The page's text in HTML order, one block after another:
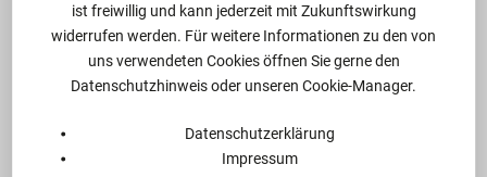
Nach § 3 Abs. 1 TTDSG unterliegen dem
Fernmeldegeheimnis sowohl der Inhalt der
Telekommunikation also ihre näheren
an einem Telekommunikationsvorgang beteiligt
ist oder war. Das Fernmeldegeheimnis erstreckt
ist freiwillig und kann jederzeit mit Zukunftswirkung
widerrufen werden. Für weitere Informationen zu den von
uns verwendeten Cookies öffnen Sie gerne den
Datenschutzhinweis oder unseren Cookie-Manager.
Datenschutzerklärung
Impressum